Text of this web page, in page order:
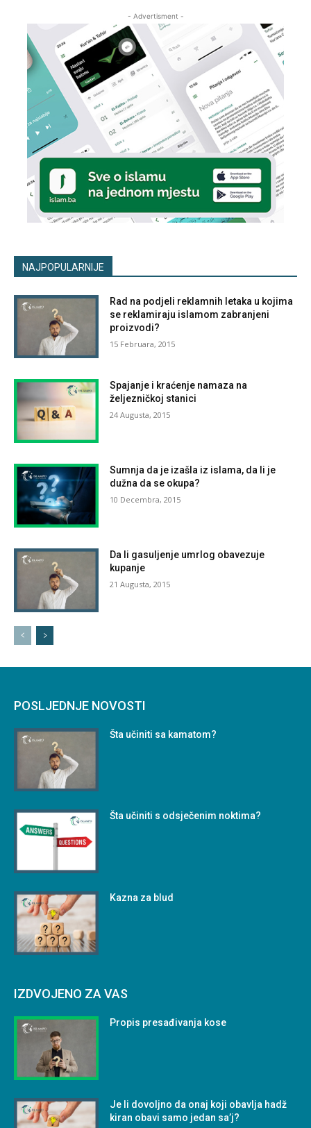
- Advertisment -
NAJPOPULARNIJE
Rad na podjeli reklamnih letaka u kojima
se reklamiraju islamom zabranjeni
proizvodi?
15 Februara, 2015
Spajanje i kraćenje namaza na
željezničkoj stanici
24 Augusta, 2015
Sumnja da je izašla iz islama, da li je
dužna da se okupa?
10 Decembra, 2015
Da li gasuljenje umrlog obavezuje
kupanje
21 Augusta, 2015
POSLJEDNJE NOVOSTI
Šta učiniti sa kamatom?
Šta učiniti s odsječenim noktima?
Kazna za blud
IZDVOJENO ZA VAS
Propis presađivanja kose
Je li dovoljno da onaj koji obavlja hadž
kiran obavi samo jedan sa’j?